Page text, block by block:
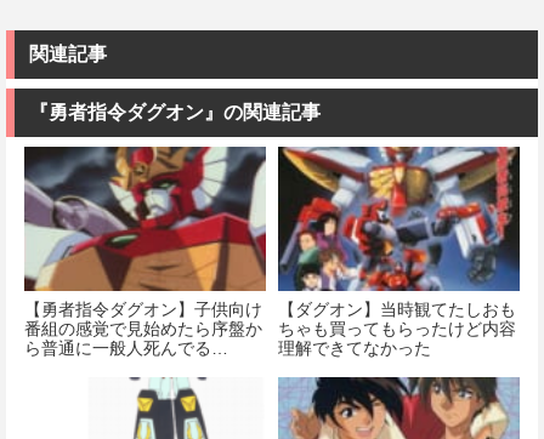
価格：¥2,320
ダム （機動戦
士ZZガンダ
価格：¥2,496
ガンダム)
色分け済みプ
価格：¥1,742
関連記事
『勇者指令ダグオン』の関連記事
【勇者指令ダグオン】子供向け
番組の感覚で見始めたら序盤か
ら普通に一般人死んでる…
【ダグオン】当時観てたしおも
ちゃも買ってもらったけど内容
理解できてなかった